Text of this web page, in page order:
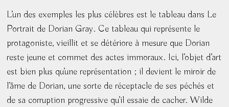
L’un des exemples les plus célèbres est le tableau dans Le
Portrait de Dorian Gray. Ce tableau qui représente le
protagoniste, vieillit et se détériore à mesure que Dorian
reste jeune et commet des actes immoraux. Ici, l’objet d’art
est bien plus qu’une représentation ; il devient le miroir de
l’âme de Dorian, une sorte de réceptacle de ses péchés et
de sa corruption progressive qu’il essaie de cacher. Wilde